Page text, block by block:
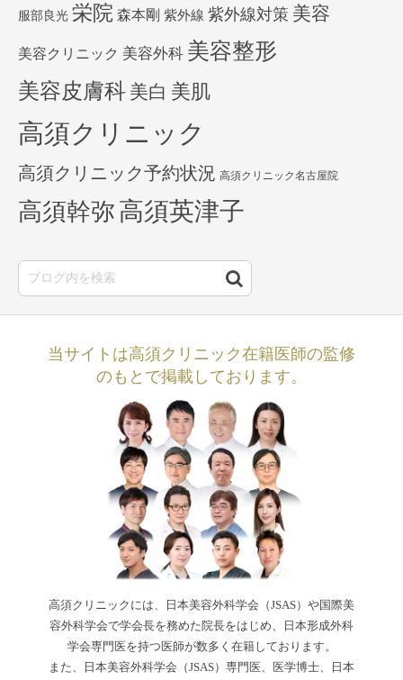
服部良光 栄院 森本剛 紫外線 紫外線対策 美容
美容クリニック 美容外科 美容整形
美容皮膚科 美白 美肌
高須クリニック
高須クリニック予約状況 高須クリニック名古屋院
高須幹弥 高須英津子
当サイトは高須クリニック在籍医師の監修
のもとで掲載しております。
高須クリニックには、日本美容外科学会（JSAS）や国際美
容外科学会で学会長を務めた院長をはじめ、日本形成外科
学会専門医を持つ医師が数多く在籍しております。
また、日本美容外科学会（JSAS）専門医、医学博士、日本